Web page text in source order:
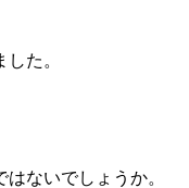
た。
ないでしょうか。